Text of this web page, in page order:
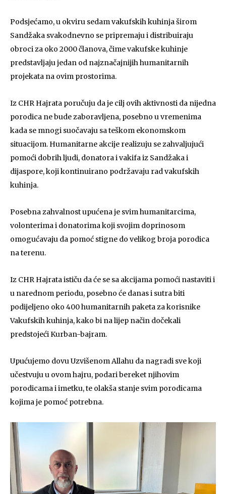
Podsjećamo, u okviru sedam vakufskih kuhinja širom
Sandžaka svakodnevno se pripremaju i distribuiraju
obroci za oko 2000 članova, čime vakufske kuhinje
predstavljaju jedan od najznačajnijih humanitarnih
projekata na ovim prostorima.
Iz CHR Hajrata poručuju da je cilj ovih aktivnosti da nijedna
porodica ne bude zaboravljena, posebno u vremenima
kada se mnogi suočavaju sa teškom ekonomskom
situacijom. Humanitarne akcije realizuju se zahvaljujući
pomoći dobrih ljudi, donatora i vakifa iz Sandžaka i
dijaspore, koji kontinuirano podržavaju rad vakufskih
kuhinja.
Posebna zahvalnost upućena je svim humanitarcima,
volonterima i donatorima koji svojim doprinosom
omogućavaju da pomoć stigne do velikog broja porodica
na terenu.
Iz CHR Hajrata ističu da će se sa akcijama pomoći nastaviti i
u narednom periodu, posebno će danas i sutra biti
podijeljeno oko 400 humanitarnih paketa za korisnike
Vakufskih kuhinja, kako bi na lijep način dočekali
predstojeći Kurban-bajram.
Upućujemo dovu Uzvišenom Allahu da nagradi sve koji
učestvuju u ovom hajru, podari bereket njihovim
porodicama i imetku, te olakša stanje svim porodicama
kojima je pomoć potrebna.